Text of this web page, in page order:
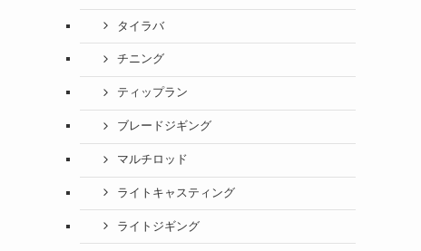
タイラバ
チニング
ティップラン
ブレードジギング
マルチロッド
ライトキャスティング
ライトジギング